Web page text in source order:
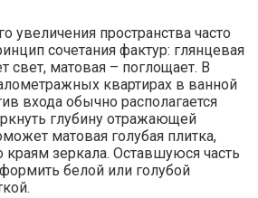
увеличения пространства часто
сочетания фактур: глянцевая
свет, матовая – поглощает. В
квартирах в ванной
входа обычно располагается
глубину отражающей
матовая голубая плитка,
зеркала. Оставшуюся часть
белой или голубой